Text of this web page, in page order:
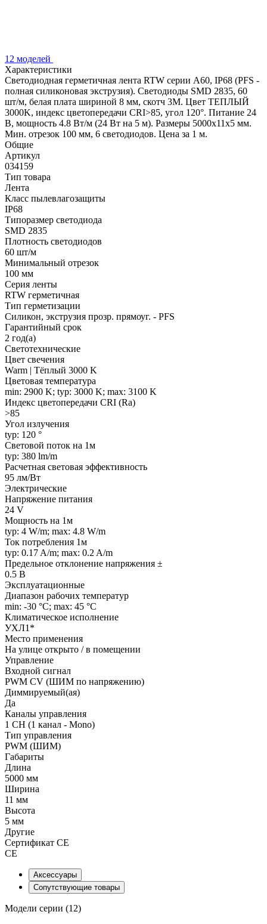
12 моделей
Характеристики
Светодиодная герметичная лента RTW серии A60, IP68 (PFS -
полная силиконовая экструзия). Светодиоды SMD 2835, 60
шт/м, белая плата шириной 8 мм, скотч 3M. Цвет ТЕПЛЫЙ
3000K, индекс цветопередачи CRI>85, угол 120°. Питание 24
В, мощность 4.8 Вт/м (24 Вт на 5 м). Размеры 5000x11x5 мм.
Мин. отрезок 100 мм, 6 светодиодов. Цена за 1 м.
Общие
Артикул
034159
Тип товара
Лента
Класс пылевлагозащиты
IP68
Типоразмер светодиода
SMD 2835
Плотность светодиодов
60 шт/м
Минимальный отрезок
100 мм
Серия ленты
RTW герметичная
Тип герметизации
Силикон, экструзия прозр. прямоуг. - PFS
Гарантийный срок
2 год(а)
Светотехнические
Цвет свечения
Warm | Тёплый 3000 K
Цветовая температура
min: 2900 K; typ: 3000 K; max: 3100 K
Индекс цветопередачи CRI (Ra)
>85
Угол излучения
typ: 120 °
Световой поток на 1м
typ: 380 lm/m
Расчетная световая эффективность
95 лм/Вт
Электрические
Напряжение питания
24 V
Мощность на 1м
typ: 4 W/m; max: 4.8 W/m
Ток потребления 1м
typ: 0.17 A/m; max: 0.2 A/m
Предельное отклонение напряжения ±
0.5 В
Эксплуатационные
Диапазон рабочих температур
min: -30 °C; max: 45 °C
Климатическое исполнение
УХЛ1*
Место применения
На улице открыто / в помещении
Управление
Входной сигнал
PWM СV (ШИМ по напряжению)
Диммируемый(ая)
Да
Каналы управления
1 CH (1 канал - Mono)
Тип управления
PWM (ШИМ)
Габариты
Длина
5000 мм
Ширина
11 мм
Высота
5 мм
Другие
Сертификат CE
CE
Аксессуары
Сопутствующие товары
Модели серии (12)